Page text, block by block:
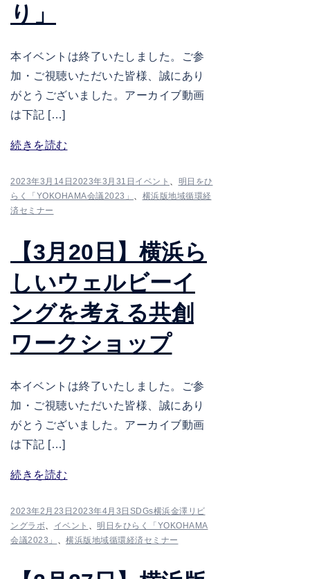
り」
本イベントは終了いたしました。ご参
加・ご視聴いただいた皆様、誠にあり
がとうございました。アーカイブ動画
は下記 […]
続きを読む
2023年3月14日 2023年3月31日 イベント 、 明日をひ
らく「YOKOHAMA会議2023」 、 横浜版地域循環経
済セミナー
【3月20日】横浜ら
しいウェルビーイ
ングを考える共創
ワークショップ
本イベントは終了いたしました。ご参
加・ご視聴いただいた皆様、誠にあり
がとうございました。アーカイブ動画
は下記 […]
続きを読む
2023年2月23日 2023年4月3日 SDGs横浜金澤リビ
ングラボ、 イベント 、 明日をひらく「YOKOHAMA
会議2023」
、 横浜版地域循環経済セミナー